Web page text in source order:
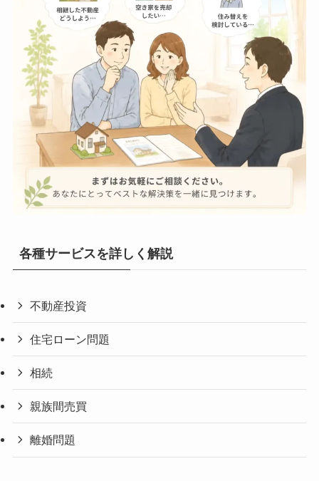
各種サービスを詳しく解説
不動産投資
住宅ローン問題
相続
親族間売買
離婚問題